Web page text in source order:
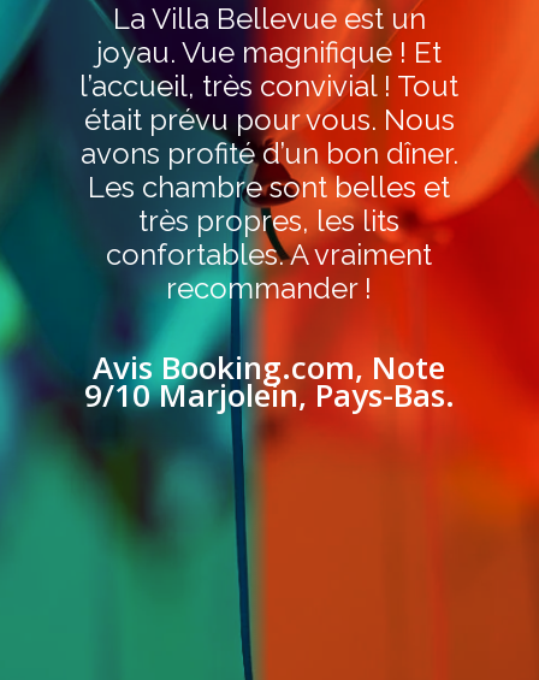
La Villa Bellevue est un
joyau. Vue magnifique ! Et
l’accueil, très convivial ! Tout
était prévu pour vous. Nous
avons profité d’un bon dîner.
Les chambre sont belles et
très propres, les lits
confortables. A vraiment
recommander !
Avis Booking.com, Note
9/10 Marjolein, Pays-Bas.